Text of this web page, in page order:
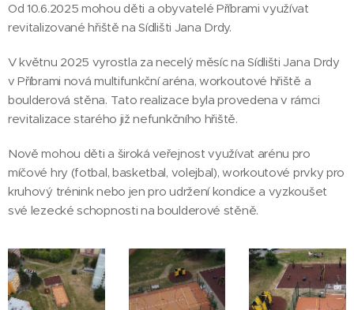
Od 10.6.2025 mohou děti a obyvatelé Příbrami využívat
revitalizované hřiště na Sídlišti Jana Drdy.
V květnu 2025 vyrostla za necelý měsíc na Sídlišti Jana Drdy
v Příbrami nová multifunkční aréna, workoutové hřiště a
boulderová stěna. Tato realizace byla provedena v rámci
revitalizace starého již nefunkčního hřiště.
Nově mohou děti a široká veřejnost využívat arénu pro
míčové hry (fotbal, basketbal, volejbal), workoutové prvky pro
kruhový trénink nebo jen pro udržení kondice a vyzkoušet
své lezecké schopnosti na boulderové stěně.